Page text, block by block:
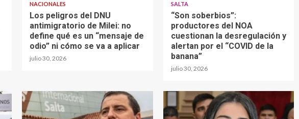
NACIONALES
Los peligros del DNU
antimigratorio de Milei: no
define qué es un “mensaje de
odio” ni cómo se va a aplicar
julio 30, 2026
SALTA
“Son soberbios”:
productores del NOA
cuestionan la desregulación y
alertan por el “COVID de la
banana”
julio 30, 2026